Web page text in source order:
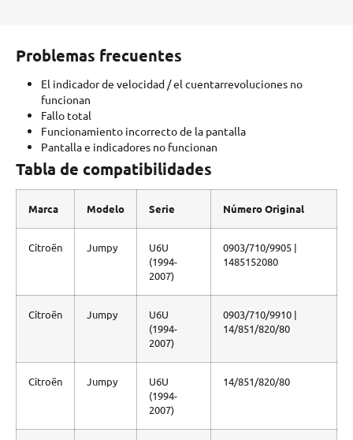
Problemas frecuentes
El indicador de velocidad / el cuentarrevoluciones no
funcionan
Fallo total
Funcionamiento incorrecto de la pantalla
Pantalla e indicadores no funcionan
Tabla de compatibilidades
Marca Modelo Serie Número Original
Citroën Jumpy
U6U
(1994-
2007)
0903/710/9905 |
1485152080
Citroën Jumpy
U6U
(1994-
2007)
0903/710/9910 |
14/851/820/80
Citroën Jumpy
U6U
(1994-
2007)
14/851/820/80